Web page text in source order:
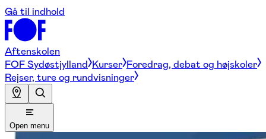
Gå til indhold
Aftenskolen
FOF Sydøstjylland Kurser Foredrag, debat og højskoler
Rejser, ture og rundvisninger
Open menu